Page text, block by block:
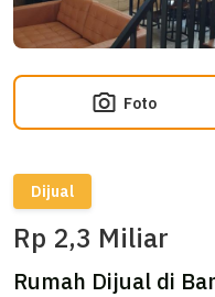
Foto
Dijual
Rp 2,3 Miliar
Rumah Dijual di